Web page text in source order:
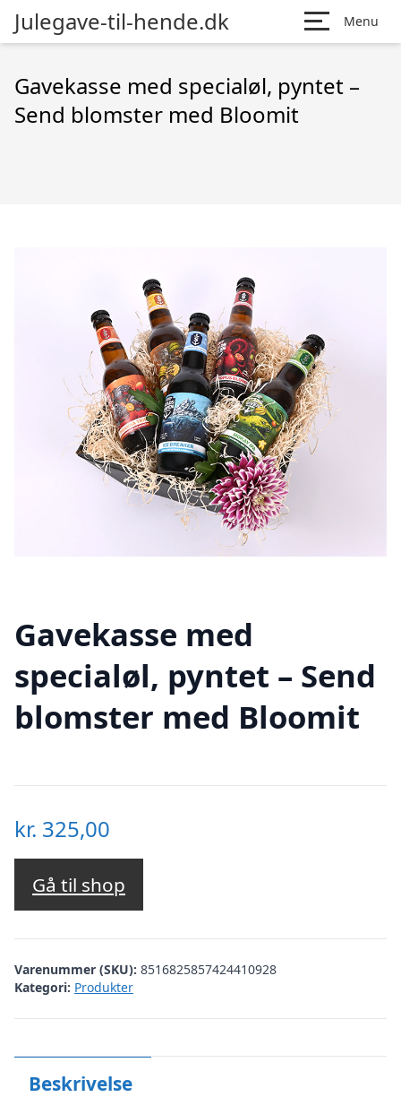
Julegave-til-hende.dk Menu
Gavekasse med specialøl, pyntet –
Send blomster med Bloomit
Gavekasse med
specialøl, pyntet – Send
blomster med Bloomit
kr. 325,00
Gå til shop
Varenummer (SKU): 8516825857424410928
Kategori: Produkter
Beskrivelse